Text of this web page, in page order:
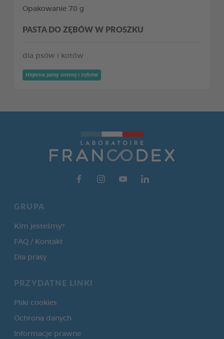
Opakowanie 70 g
PASTA DO ZĘBÓW W PROSZKU
dla psów i kotów
Higiena jamy ustnej i zębów
GRUPA
Kim jesteśmy?
FAQ / Kontakt
Dla prasy
PRZYDATNE LINKI
Pliki cookies
Ochrona danych
Informacje prawne